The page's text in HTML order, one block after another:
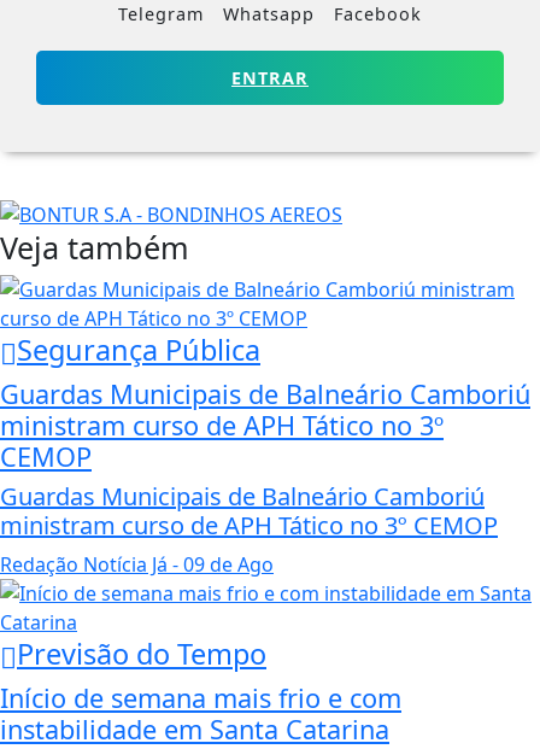
Telegram Whatsapp Facebook
ENTRAR
Veja também
Segurança Pública
Guardas Municipais de Balneário Camboriú
ministram curso de APH Tático no 3º
CEMOP
Guardas Municipais de Balneário Camboriú
ministram curso de APH Tático no 3º CEMOP
Redação Notícia Já - 09 de Ago
Previsão do Tempo
Início de semana mais frio e com
instabilidade em Santa Catarina